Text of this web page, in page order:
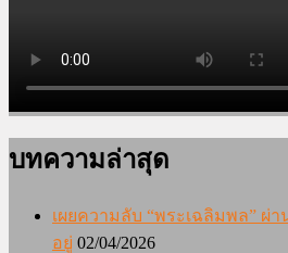
บทความล่าสุด
เผยความลับ “พระเฉลิมพล” ผ่
อยู่ 02/04/2026